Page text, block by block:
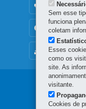
MAPA DO SITE
OUVIDORIA
principal
Sem esse
funciona
coletam
Esses
como os
site. As
visitante.
Cookies de